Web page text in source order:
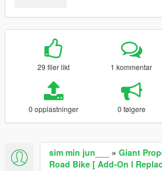
29 filer likt 1 kommentar
0 opplastninger 0 følgere
sim min jun___ » Giant
Road Bike [ Add-On l